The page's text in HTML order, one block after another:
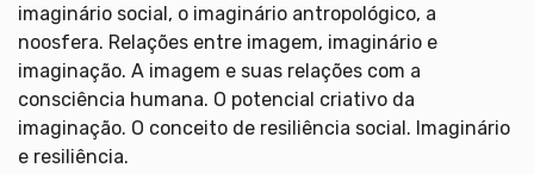
imaginário social, o imaginário antropológico, a
noosfera. Relações entre imagem, imaginário e
imaginação. A imagem e suas relações com a
consciência humana. O potencial criativo da
imaginação. O conceito de resiliência social. Imaginário
e resiliência.